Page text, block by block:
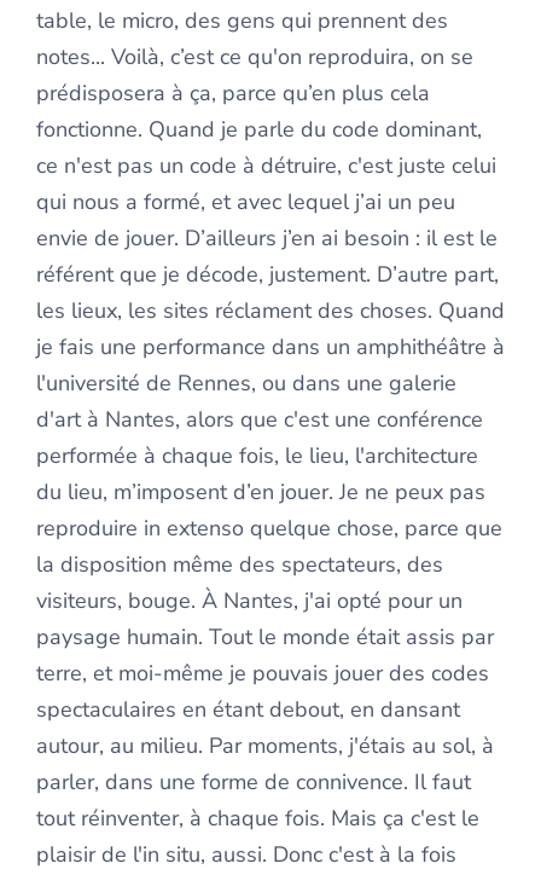
table, le micro, des gens qui prennent des
notes... Voilà, c’est ce qu'on reproduira, on se
prédisposera à ça, parce qu’en plus cela
fonctionne. Quand je parle du code dominant,
ce n'est pas un code à détruire, c'est juste celui
qui nous a formé, et avec lequel j’ai un peu
envie de jouer. D’ailleurs j’en ai besoin : il est le
référent que je décode, justement. D’autre part,
les lieux, les sites réclament des choses. Quand
je fais une performance dans un amphithéâtre à
l'université de Rennes, ou dans une galerie
d'art à Nantes, alors que c'est une conférence
performée à chaque fois, le lieu, l'architecture
du lieu, m’imposent d’en jouer. Je ne peux pas
reproduire in extenso quelque chose, parce que
la disposition même des spectateurs, des
visiteurs, bouge. À Nantes, j'ai opté pour un
paysage humain. Tout le monde était assis par
terre, et moi-même je pouvais jouer des codes
spectaculaires en étant debout, en dansant
autour, au milieu. Par moments, j'étais au sol, à
parler, dans une forme de connivence. Il faut
tout réinventer, à chaque fois. Mais ça c'est le
plaisir de l'in situ, aussi. Donc c'est à la fois